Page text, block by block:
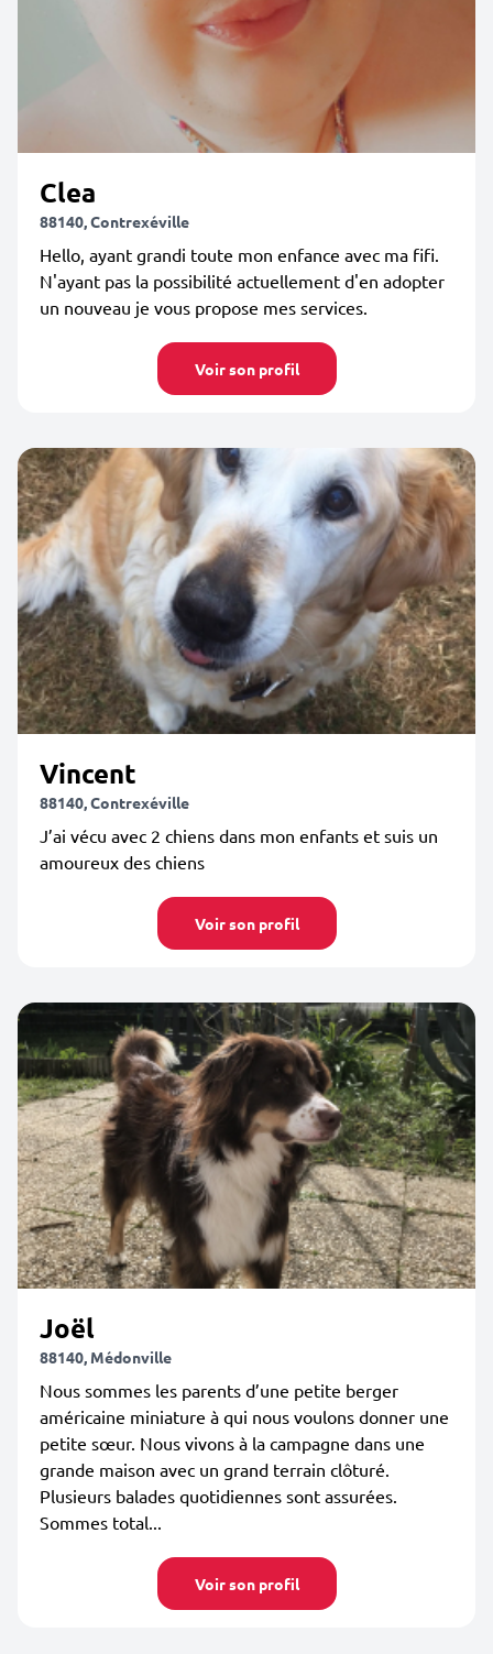
Clea
88140, Contrexéville
Hello, ayant grandi toute mon enfance avec ma fifi.
N'ayant pas la possibilité actuellement d'en adopter
un nouveau je vous propose mes services.
Voir son profil
Vincent
88140, Contrexéville
J’ai vécu avec 2 chiens dans mon enfants et suis un
amoureux des chiens
Voir son profil
Joël
88140, Médonville
Nous sommes les parents d’une petite berger
américaine miniature à qui nous voulons donner une
petite sœur. Nous vivons à la campagne dans une
grande maison avec un grand terrain clôturé.
Plusieurs balades quotidiennes sont assurées.
Sommes total...
Voir son profil